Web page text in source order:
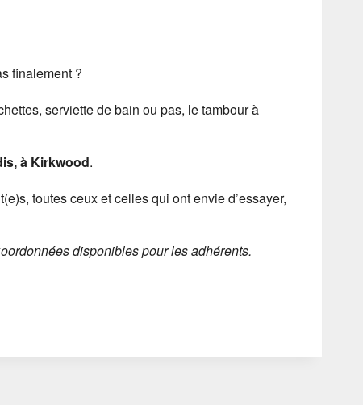
finalement ?
serviette de bain ou pas, le tambour à
à Kirkwood.
toutes ceux et celles qui ont envie d’essayer,
disponibles pour les adhérents.